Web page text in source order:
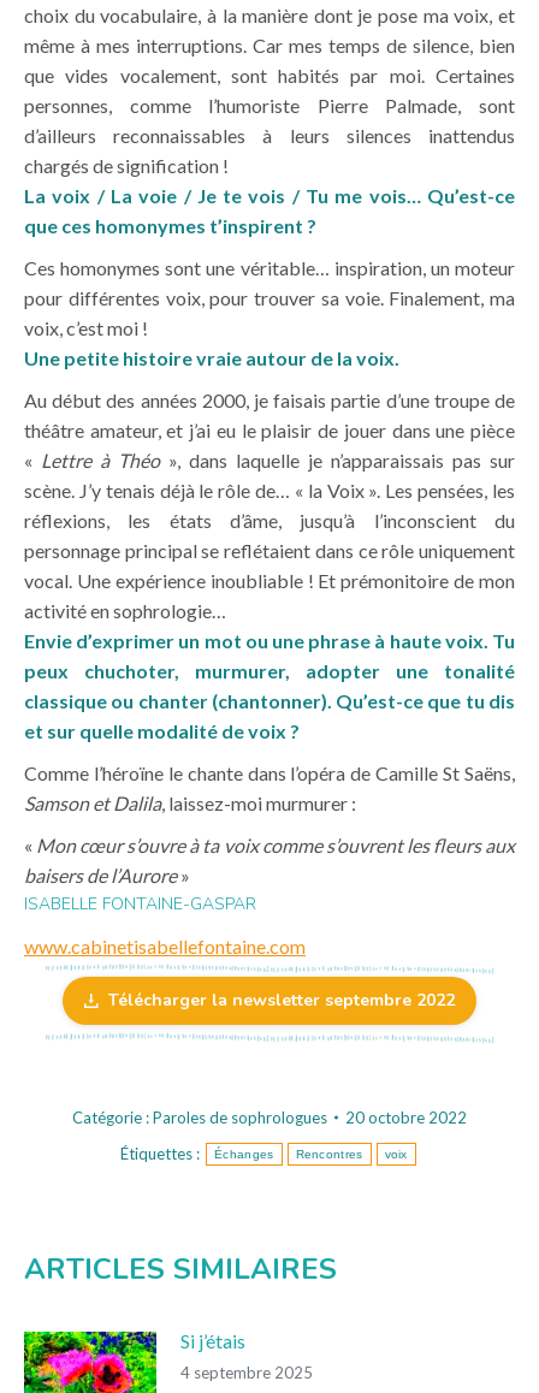
choix du vocabulaire, à la manière dont je pose ma voix, et
même à mes interruptions. Car mes temps de silence, bien
que vides vocalement, sont habités par moi. Certaines
personnes, comme l’humoriste Pierre Palmade, sont
d’ailleurs reconnaissables à leurs silences inattendus
chargés de signification !
La voix / La voie / Je te vois / Tu me vois… Qu’est-ce
que ces homonymes t’inspirent ?
Ces homonymes sont une véritable… inspiration, un moteur
pour différentes voix, pour trouver sa voie. Finalement, ma
voix, c’est moi !
Une petite histoire vraie autour de la voix.
Au début des années 2000, je faisais partie d’une troupe de
théâtre amateur, et j’ai eu le plaisir de jouer dans une pièce
« Lettre à Théo», dans laquelle je n’apparaissais pas sur
scène. J’y tenais déjà le rôle de… « la Voix ». Les pensées, les
réflexions, les états d’âme, jusqu’à l’inconscient du
personnage principal se reflétaient dans ce rôle uniquement
vocal. Une expérience inoubliable ! Et prémonitoire de mon
activité en sophrologie…
Envie d’exprimer un mot ou une phrase à haute voix. Tu
peux chuchoter, murmurer, adopter une tonalité
classique ou chanter (chantonner). Qu’est-ce que tu dis
et sur quelle modalité de voix ?
Comme l’héroïne le chante dans l’opéra de Camille St Saëns,
Samson et Dalila, laissez-moi murmurer :
« Mon cœur s’ouvre à ta voix comme s’ouvrent les fleurs aux
baisers de l’Aurore»
ISABELLE FONTAINE-GASPAR
www.cabinetisabellefontaine.com
Télécharger la newsletter septembre 2022
Catégorie :Paroles de sophrologues
20 octobre 2022
Étiquettes :
Échanges Rencontres voix
ARTICLES SIMILAIRES
Si j’étais
4 septembre 2025